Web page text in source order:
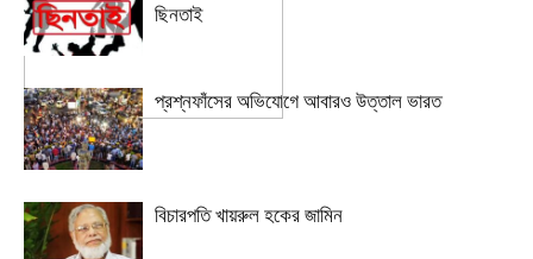
ছিনতাই
প্রশ্নফাঁসের অভিযোগে আবারও উত্তাল ভারত
বিচারপতি খায়রুল হকের জামিন